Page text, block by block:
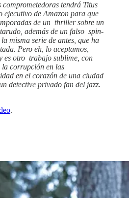
comprometedoras tendrá Titus
ejecutivo de Amazon para que
de un thriller sobre un
además de un falso spin-
misma serie de antes, que ha
Pero eh, lo aceptamos,
es otro trabajo sublime, con
corrupción en las
en el corazón de una ciudad
detective privado fan del jazz.
.